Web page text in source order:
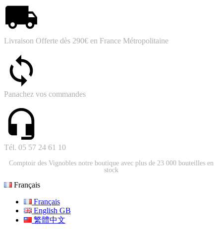
Livraison Offerte dès 290€ en France Métropolitaine
Panachez vos commandes
Tél. 05 57 24 61 10
Comptoir des Vignobles notre boutique avec plus de 23 000 bouteilles en
stock
Français
Français
English GB
繁體中文